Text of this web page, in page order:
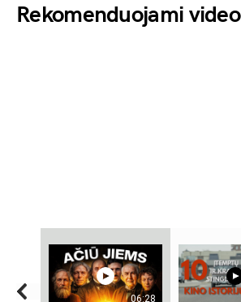
Rekomenduojami video
06:28